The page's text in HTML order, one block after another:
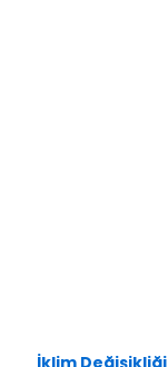
İklim Değişikliği